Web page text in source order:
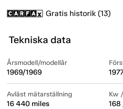
Gratis historik (13)
Tekniska data
Årsmodell/modellår
1969/1969
Avläst mätarställning
16 440 miles
Kw